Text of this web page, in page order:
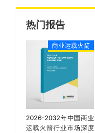
热门报告
商业运载火箭
2026-2032年中国商业
运载火箭行业市场深度